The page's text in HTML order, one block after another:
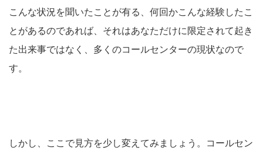
こんな状況を聞いたことが有る、何回かこんな経験したこ
とがあるのであれば、それはあなただけに限定されて起き
た出来事ではなく、多くのコールセンターの現状なので
す。
しかし、ここで見方を少し変えてみましょう。コールセン